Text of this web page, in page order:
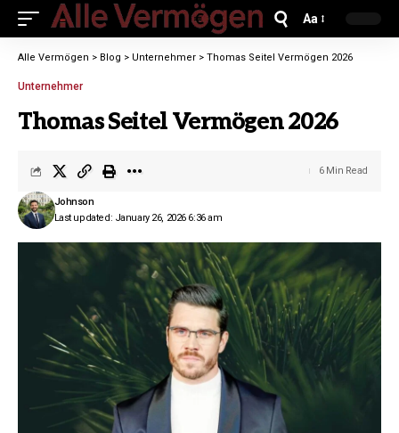
Aa
Alle Vermögen > Blog > Unternehmer > Thomas Seitel Vermögen 2026
Unternehmer
Thomas Seitel Vermögen 2026
Last updated: January 26, 2026 6:36 am
Johnson
6 Min Read